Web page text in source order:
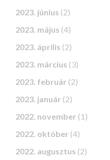
2023. június (2)
2023. május (4)
2023. április (2)
2023. március (3)
2023. február (2)
2023. január (2)
2022. november (1)
2022. október (4)
2022. augusztus (2)